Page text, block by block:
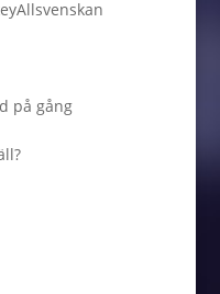
på gång